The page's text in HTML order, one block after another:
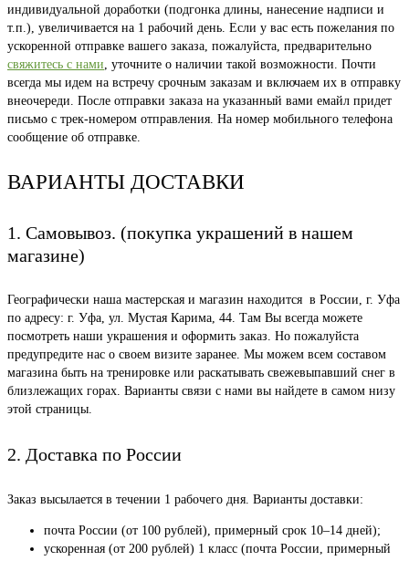
индивидуальной доработки (подгонка длины, нанесение надписи и
т.п.), увеличивается на 1 рабочий день. Если у вас есть пожелания по
ускоренной отправке вашего заказа, пожалуйста, предварительно
свяжитесь с нами, уточните о наличии такой возможности. Почти
всегда мы идем на встречу срочным заказам и включаем их в отправку
внеочереди. После отправки заказа на указанный вами емайл придет
письмо с трек-номером отправления. На номер мобильного телефона
сообщение об отправке.
ВАРИАНТЫ ДОСТАВКИ
1. Самовывоз. (покупка украшений в нашем
магазине)
Географически наша мастерская и магазин находится в России, г. Уфа
по адресу: г. Уфа, ул. Мустая Карима, 44. Там Вы всегда можете
посмотреть наши украшения и оформить заказ. Но пожалуйста
предупредите нас о своем визите заранее. Мы можем всем составом
магазина быть на тренировке или раскатывать свежевыпавший снег в
близлежащих горах. Варианты связи с нами вы найдете в самом низу
этой страницы.
2. Доставка по России
Заказ высылается в течении 1 рабочего дня. Варианты доставки:
почта России (от 100 рублей), примерный срок 10–14 дней);
ускоренная (от 200 рублей) 1 класс (почта России, примерный